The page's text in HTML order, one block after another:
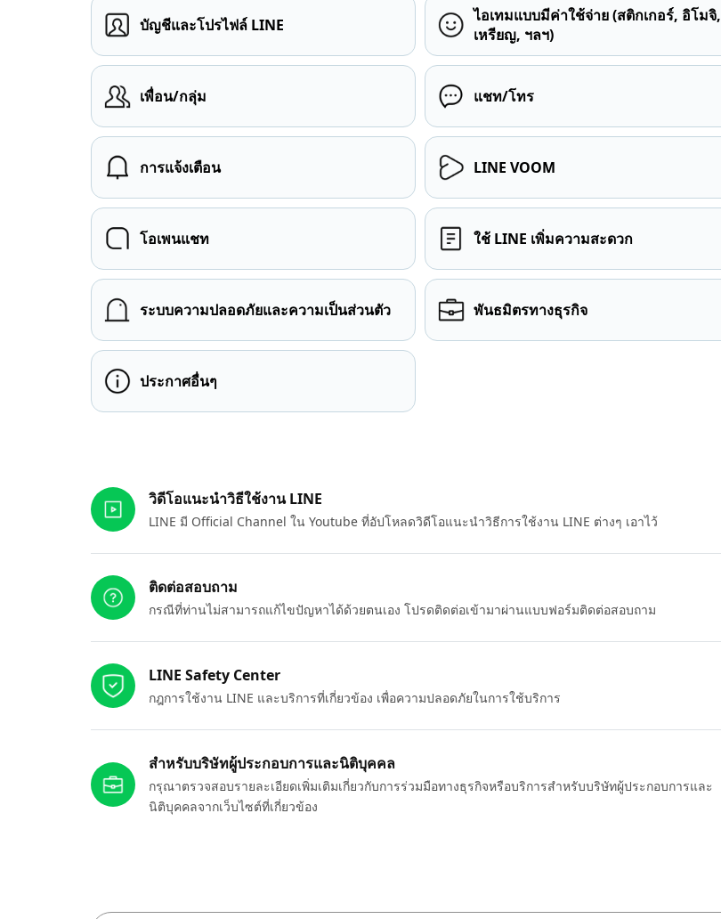
บัญชีและโปรไฟล์ LINE
ไอเทมแบบมีค่าใช้จ่าย (สติกเกอร์, อิโมจิ,
เหรียญ, ฯลฯ)
เพื่อน/กลุ่ม แชท/โทร
การแจ้งเตือน LINE VOOM
โอเพนแชท ใช้ LINE เพิ่มความสะดวก
ระบบความปลอดภัยและความเป็นส่วนตัว พันธมิตรทางธุรกิจ
ประกาศอื่นๆ
วิดีโอแนะนำวิธีใช้งาน LINE
LINE มี Official Channel ใน Youtube ที่อัปโหลดวิดีโอแนะนำวิธีการใช้งาน LINE ต่างๆ เอาไว้
ติดต่อสอบถาม
กรณีที่ท่านไม่สามารถแก้ไขปัญหาได้ด้วยตนเอง โปรดติดต่อเข้ามาผ่านแบบฟอร์มติดต่อสอบถาม
LINE Safety Center
กฎการใช้งาน LINE และบริการที่เกี่ยวข้อง เพื่อความปลอดภัยในการใช้บริการ
สำหรับบริษัทผู้ประกอบการและนิติบุคคล
กรุณาตรวจสอบรายละเอียดเพิ่มเติมเกี่ยวกับการร่วมมือทางธุรกิจหรือบริการสำหรับบริษัทผู้ประกอบการและ
นิติบุคคลจากเว็บไซต์ที่เกี่ยวข้อง